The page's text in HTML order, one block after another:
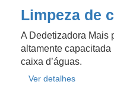
Limpeza de
A Dedetizadora Mais
altamente
caixa d’águas.
Ver detalhes